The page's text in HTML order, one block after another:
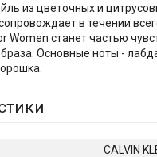
из цветочных и
в течении
Women станет частью
Основные ноты -
CALVIN